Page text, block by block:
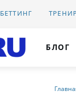
БЕТТИНГ
БЛОГ